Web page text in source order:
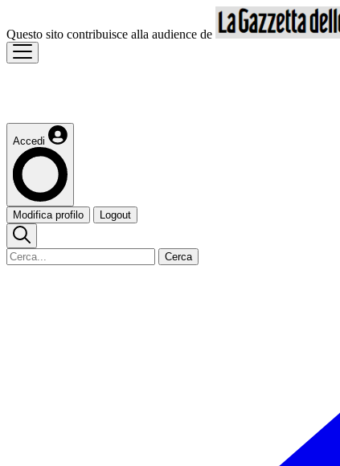
Questo sito contribuisce alla audience de
Accedi
Modifica profilo Logout
Cerca